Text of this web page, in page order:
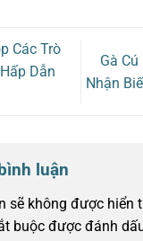
Các Trò
Dẫn
Gà
Nhận
luận
sẽ không được hiển
buộc được đánh